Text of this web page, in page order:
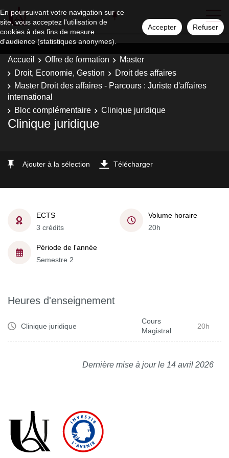
En poursuivant votre navigation sur ce
site, vous acceptez l'utilisation de
cookies à des fins de mesure
d'audience (statistiques anonymes).
Accepter Refuser
Accueil Offre de formation
Master
Droit, Economie, Gestion
Droit des affaires
Master Droit des affaires - Parcours : Juriste d'affaires
international
Bloc complémentaire
Clinique juridique
Clinique juridique
Ajouter à la sélection Télécharger
ECTS
3 crédits
Volume horaire
20h
Période de l'année
Semestre 2
Heures d'enseignement
Clinique juridique
Cours
Magistral
20h
Dernière mise à jour le 14 avril 2026